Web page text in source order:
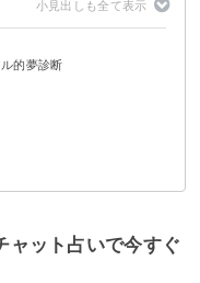
的夢診断
ャット占いで今すぐ